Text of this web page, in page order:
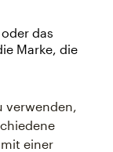
das
Marke, die
verwenden,
einer